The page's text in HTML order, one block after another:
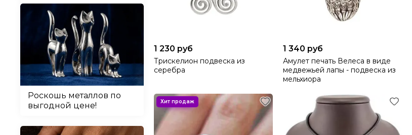
1 230 руб
Трискелион подвеска из
серебра
1 340 руб
Амулет печать Велеса в виде
медвежьей лапы - подвеска из
мельхиора
Роскошь металлов по
выгодной цене!